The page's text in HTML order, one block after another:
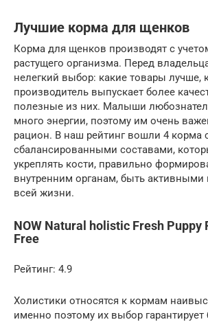
Лучшие корма для щенков
Корма для щенков производят с
растущего организма. Перед
нелегкий выбор: какие товары лучше,
производитель выпускает более
полезные из них. Малыши
много энергии, поэтому им очень
рацион. В наш рейтинг вошли 4 корма
сбалансированными составами,
укреплять кости, правильно
внутренним органам, быть активными
всей жизни.
NOW Natural holistic Fresh Puppy
Free
Рейтинг: 4.9
Холистики относятся к кормам
именно поэтому их выбор гарантирует